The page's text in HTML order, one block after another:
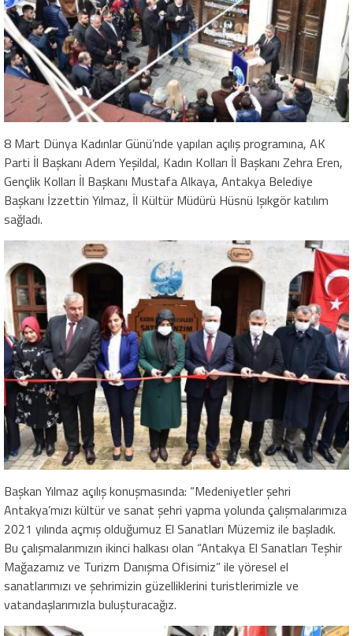
8 Mart Dünya Kadınlar Günü’nde yapılan açılış programına, AK
Parti İl Başkanı Adem Yeşildal, Kadın Kolları İl Başkanı Zehra Eren,
Gençlik Kolları İl Başkanı Mustafa Alkaya, Antakya Belediye
Başkanı İzzettin Yılmaz, İl Kültür Müdürü Hüsnü Işıkgör katılım
sağladı.
Başkan Yılmaz açılış konuşmasında: “Medeniyetler şehri
Antakya’mızı kültür ve sanat şehri yapma yolunda çalışmalarımıza
2021 yılında açmış olduğumuz El Sanatları Müzemiz ile başladık.
Bu çalışmalarımızın ikinci halkası olan “Antakya El Sanatları Teşhir
Mağazamız ve Turizm Danışma Ofisimiz” ile yöresel el
sanatlarımızı ve şehrimizin güzelliklerini turistlerimizle ve
vatandaşlarımızla buluşturacağız.